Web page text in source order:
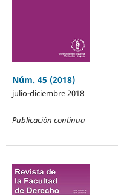
Núm. 45 (2018)
julio-diciembre 2018
Publicación contínua